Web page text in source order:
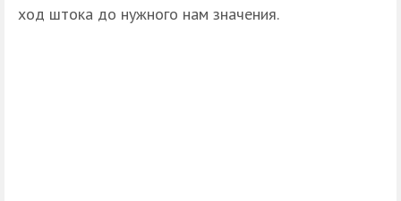
ход штока до нужного нам значения.